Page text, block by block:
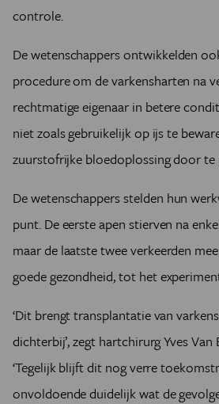
controle.
De wetenschappers ontwikkelden
procedure om de varkensharten na
rechtmatige eigenaar in betere
niet zoals gebruikelijk op ijs te
zuurstofrijke bloedoplossing door te
De wetenschappers stelden hun
punt. De eerste apen stierven na
maar de laatste twee verkeerden
goede gezondheid, tot het
‘Dit brengt transplantatie van
dichterbij’, zegt hartchirurg Yves
‘Tegelijk blijft dit nog verre
onvoldoende duidelijk wat de